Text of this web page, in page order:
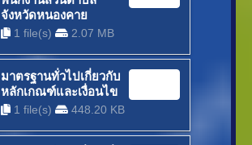
จังหวัดหนองคาย
1 file(s) 2.07 MB
มาตรฐานทั่วไปเกี่ยวกับ
หลักเกณฑ์และเงื่อนไข
1 file(s) 448.20 KB